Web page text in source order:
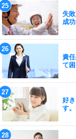
失
成
責
て困
好
す。